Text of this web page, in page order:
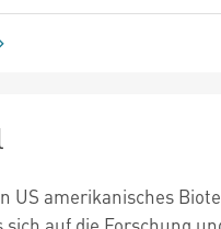
US amerikanisches